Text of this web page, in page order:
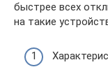
быстрее всех
на такие